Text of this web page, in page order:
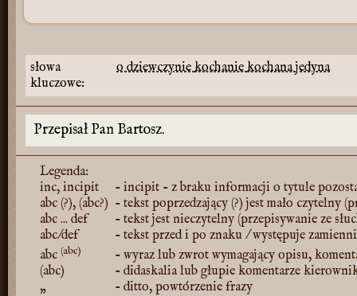
słowa
kluczowe:
o dziewczyniekochaniekochanajedyna
Przepisał Pan Bartosz.
Legenda:
inc, incipit
- incipit - z braku informacji o tytule
abc (?), (abc?) - tekst poprzedzający (?) jest mało czytelny
abc ... def
- tekst jest nieczytelny (przepisywanie ze
abc/def
- tekst przed i po znaku / występuje
abc (abc)
- wyraz lub zwrot wymagający opisu,
(abc)
- didaskalia lub głupie komentarze
„
- ditto, powtórzenie frazy